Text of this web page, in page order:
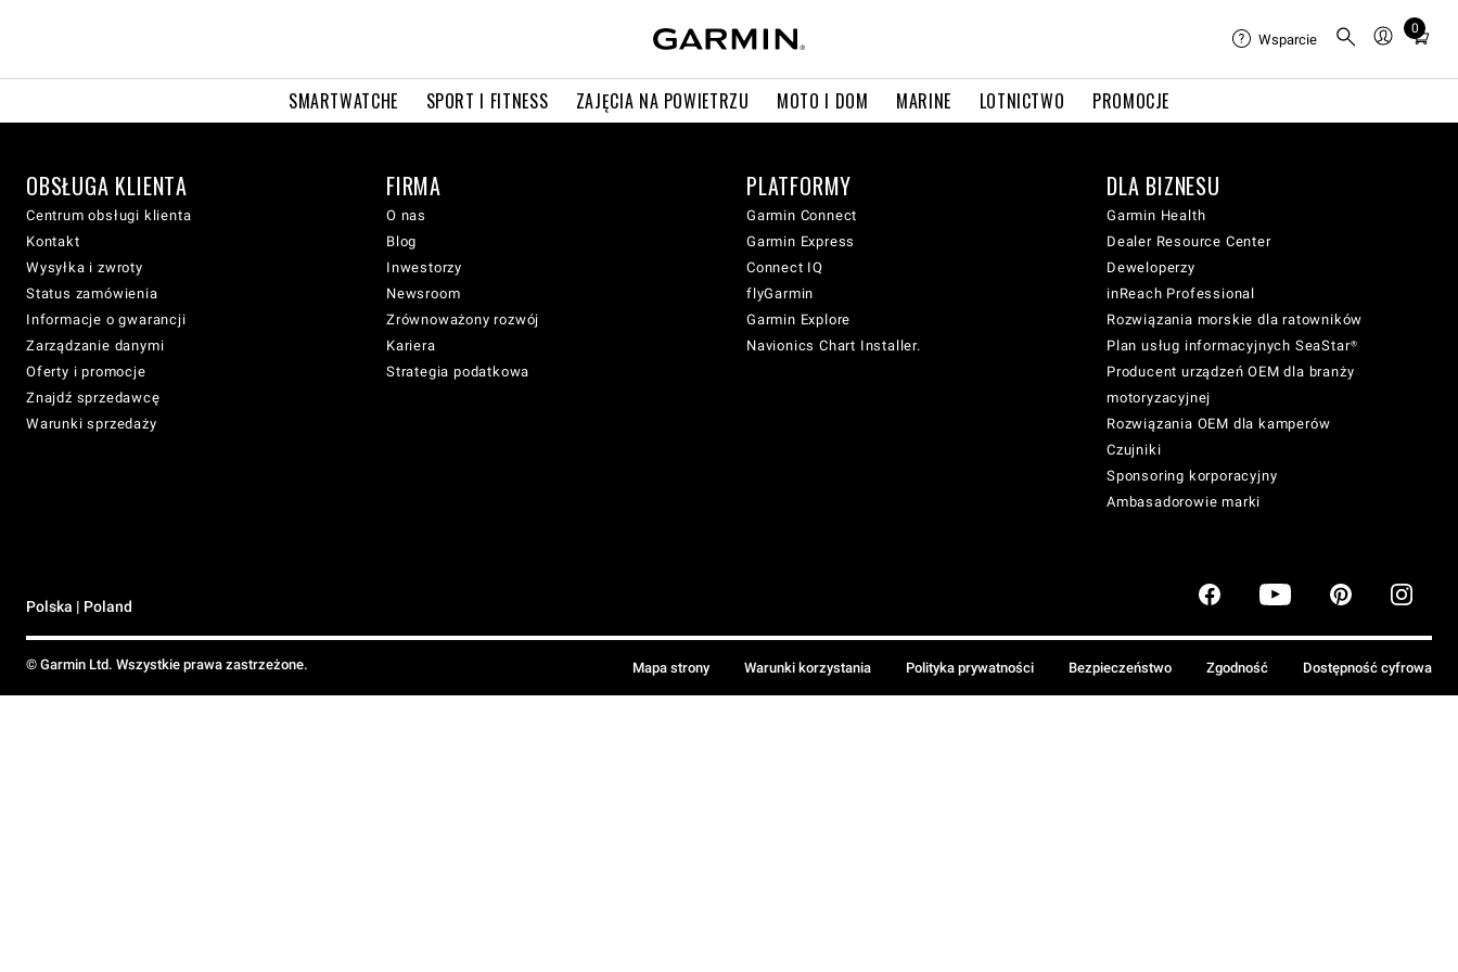
SMARTWATCHE SPORT I FITNESS ZAJĘCIA NA POWIETRZU MOTO I DOM MARINE LOTNICTWO PROMOCJE
Wsparcie
0
Total
cart:
OBSŁUGA KLIENTA
Centrum obsługi klienta
Kontakt
Wysyłka i zwroty
Status zamówienia
Informacje o gwarancji
Zarządzanie danymi
Oferty i promocje
Znajdź sprzedawcę
Warunki sprzedaży
FIRMA
O nas
Blog
Inwestorzy
Newsroom
Zrównoważony rozwój
Kariera
Strategia podatkowa
PLATFORMY
Garmin Connect
Garmin Express
Connect IQ
flyGarmin
Garmin Explore
Navionics Chart Installer.
DLA BIZNESU
Garmin Health
Dealer Resource Center
Deweloperzy
inReach Professional
Rozwiązania morskie dla ratowników
Plan usług informacyjnych SeaStar®
Producent urządzeń OEM dla branży
motoryzacyjnej
Rozwiązania OEM dla kamperów
Czujniki
Sponsoring korporacyjny
Ambasadorowie marki
Polska | Poland
© Garmin Ltd. Wszystkie prawa zastrzeżone. Mapa strony Warunki korzystania Polityka prywatności Bezpieczeństwo Zgodność Dostępność cyfrowa